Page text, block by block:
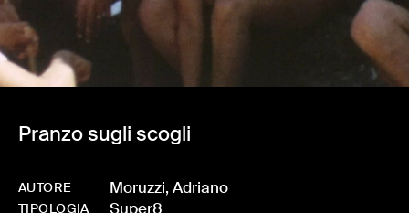
Pranzo sugli scogli
AUTORE Moruzzi, Adriano
TIPOLOGIA Super8